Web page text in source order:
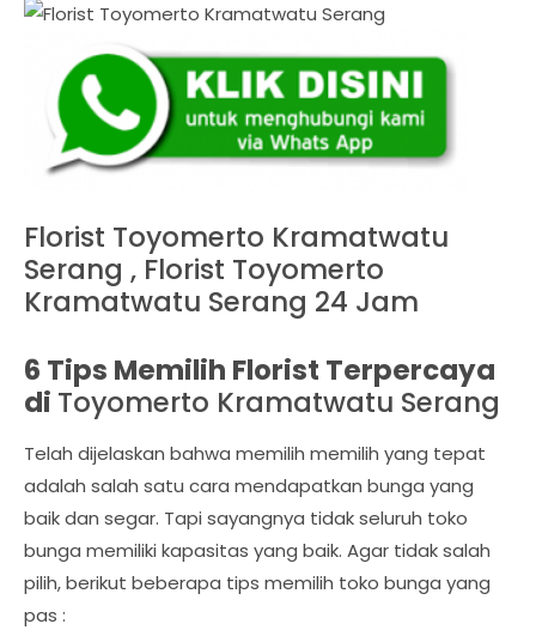
Florist Toyomerto Kramatwatu
Serang , Florist Toyomerto
Kramatwatu Serang 24 Jam
6 Tips Memilih Florist Terpercaya
di Toyomerto Kramatwatu Serang
Telah dijelaskan bahwa memilih memilih yang tepat
adalah salah satu cara mendapatkan bunga yang
baik dan segar. Tapi sayangnya tidak seluruh toko
bunga memiliki kapasitas yang baik. Agar tidak salah
pilih, berikut beberapa tips memilih toko bunga yang
pas :